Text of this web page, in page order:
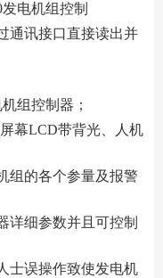
电机组控制
通讯接口直接读出并
组控制器；
幕LCD带背光、人机
组的各个参量及报警
详细参数并且可控制
士误操作致使发电机